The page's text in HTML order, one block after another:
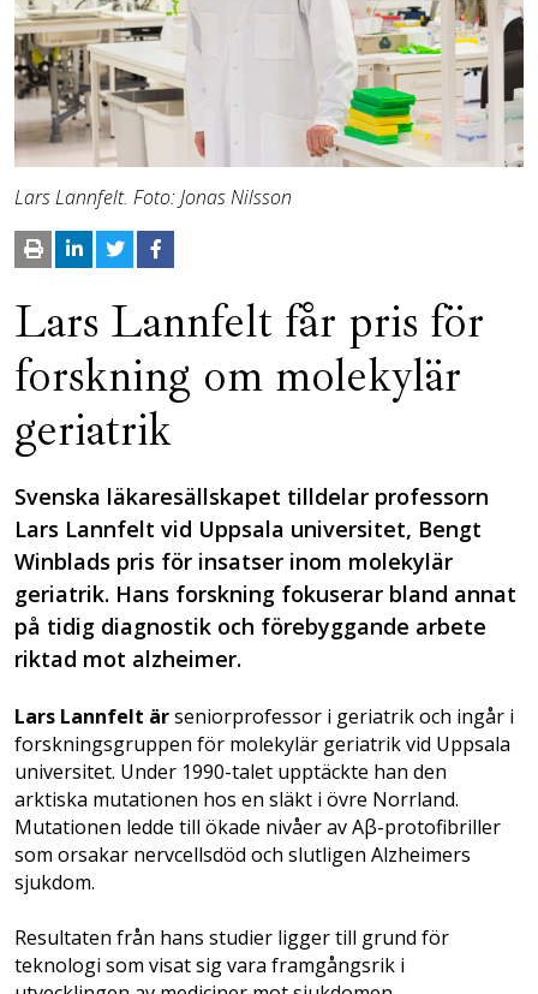
Lars Lannfelt. Foto: Jonas Nilsson
Lars Lannfelt får pris för
forskning om molekylär
geriatrik
Svenska läkaresällskapet tilldelar professorn
Lars Lannfelt vid Uppsala universitet, Bengt
Winblads pris för insatser inom molekylär
geriatrik. Hans forskning fokuserar bland annat
på tidig diagnostik och förebyggande arbete
riktad mot alzheimer.
Lars Lannfelt ärseniorprofessor i geriatrik och ingår i
forskningsgruppen för molekylär geriatrik vid Uppsala
universitet. Under 1990-talet upptäckte han den
arktiska mutationen hos en släkt i övre Norrland.
Mutationen ledde till ökade nivåer av Aβ-protofibriller
som orsakar nervcellsdöd och slutligen Alzheimers
sjukdom.
Resultaten från hans studier ligger till grund för
teknologi som visat sig vara framgångsrik i